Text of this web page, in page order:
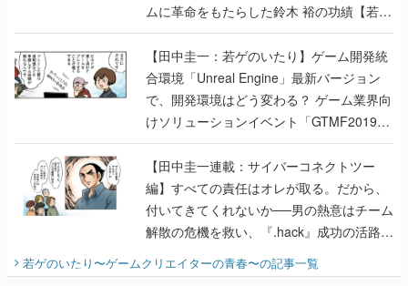
ムに革命をもたらした鈴木 裕の功績【若ゲ
のいたり】
【田中圭一：若ゲのいたり】ゲーム開発統
合環境「Unreal Engine」最新バージョン
で、開発環境はどう変わる？ ゲーム業界向
けソリューションイベント「GTMF2019」
に行って、より理解を深めよう【PR】
【田中圭一連載：サイバーコネクトツー
編】すべての責任はオレが取る。だから、
付いてきてくれないか──男の熱意はチーム
解散の危機を救い、『.hack』成功の活路を
開く。業界の快男児・松山 洋に流れる血は
『少年ジャンプ』色だった【若ゲのいた
若ゲのいたり〜ゲームクリエイターの青春〜の記事一覧